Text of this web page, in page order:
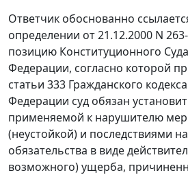
Ответчик обоснованно
определении от 21.12.2000 N
позицию Конституционного
Федерации, согласно которой
статьи 333 Гражданского
Федерации суд обязан
применяемой к нарушителю
(неустойкой) и последствиями
обязательства в виде
возможного) ущерба,